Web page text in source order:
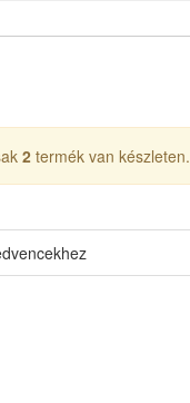
2 termék van készleten.